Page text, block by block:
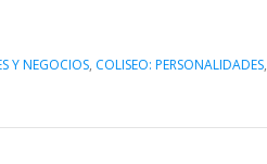
Y NEGOCIOS, COLISEO: PERSONALIDADES,